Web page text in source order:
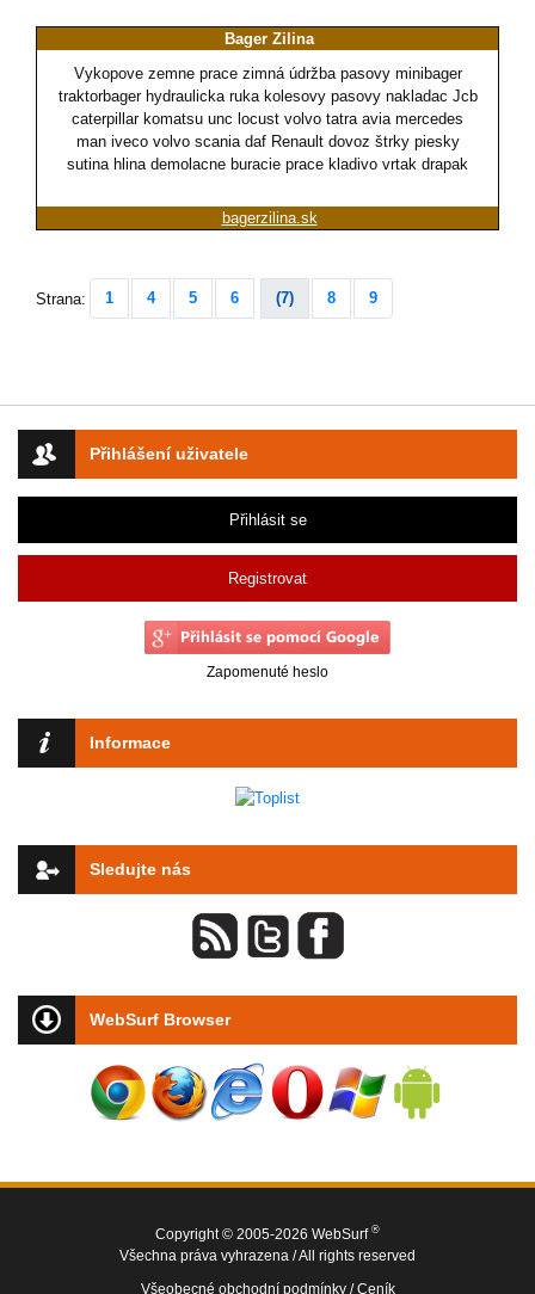
Přihlášení uživatele
Přihlásit se
Registrovat
Zapomenuté heslo
Informace
Sledujte nás
WebSurf Browser
Bager Zilina
Vykopove zemne prace zimná údržba pasovy minibager
traktorbager hydraulicka ruka kolesovy pasovy nakladac Jcb
caterpillar komatsu unc locust volvo tatra avia mercedes
man iveco volvo scania daf Renault dovoz štrky piesky
sutina hlina demolacne buracie prace kladivo vrtak drapak
bagerzilina.sk
Strana: 1 4 5 6 (7) 8 9
Copyright © 2005-2026 WebSurf ®
Všechna práva vyhrazena / All rights reserved
Všeobecné obchodní podmínky /Ceník